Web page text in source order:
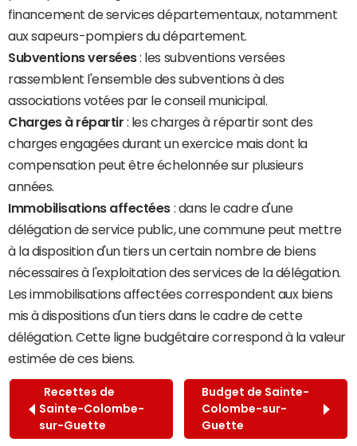
financement de services départementaux, notamment
aux sapeurs-pompiers du département.
Subventions versées: les subventions versées
rassemblent l'ensemble des subventions à des
associations votées par le conseil municipal.
Charges à répartir : les charges à répartir sont des
charges engagées durant un exercice mais dont la
compensation peut être échelonnée sur plusieurs
années.
Immobilisations affectées : dans le cadre d'une
délégation de service public, une commune peut mettre
à la disposition d'un tiers un certain nombre de biens
nécessaires à l'exploitation des services de la délégation.
Les immobilisations affectées correspondent aux biens
mis à dispositions d'un tiers dans le cadre de cette
délégation. Cette ligne budgétaire correspond à la valeur
estimée de ces biens.
Recettes de
Sainte-Colombe-
sur-Guette
Budget de Sainte-
Colombe-sur-
Guette